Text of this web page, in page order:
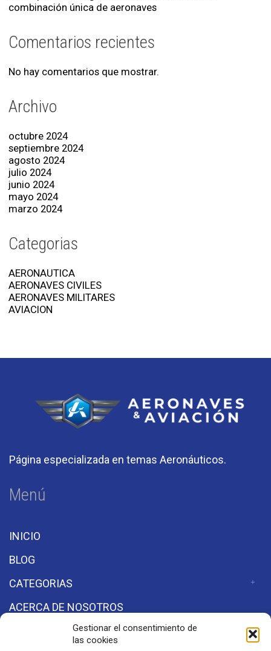
Gestionar el consentimiento de
las cookies
combinación única de aeronaves
Comentarios recientes
No hay comentarios que mostrar.
Archivo
octubre 2024
septiembre 2024
agosto 2024
julio 2024
junio 2024
mayo 2024
marzo 2024
Categorias
AERONAUTICA
AERONAVES CIVILES
AERONAVES MILITARES
AVIACION
Página especializada en temas Aeronáuticos.
Menú
INICIO
BLOG
CATEGORIAS
ACERCA DE NOSOTROS